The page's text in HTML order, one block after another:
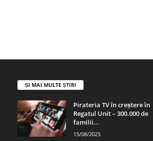
ȘI MAI MULTE ȘTIRI
Pirateria TV în creștere în
Regatul Unit – 300.000 de
familii...
15/08/2025